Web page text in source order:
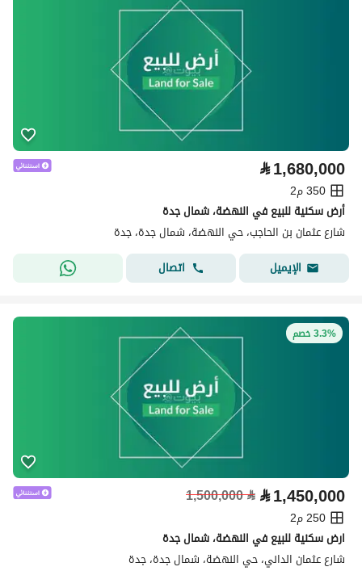
⃁1,680,000
350 م2
أرض سكنية للبيع في النهضة، شمال جدة
شارع عثمان بن الحاجب، حي النهضة، شمال جدة، جدة
الإيميل
اتصال
3.3% خصم
⃁1,450,000
⃁
1,500,000
250 م2
ارض سكنية للبيع في النهضة، شمال جدة
شارع عثمان الداني، حي النهضة، شمال جدة، جدة